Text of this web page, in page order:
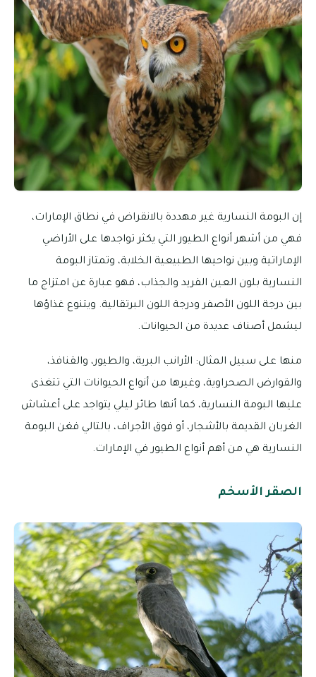
إن البومة النسارية غير مهددة بالانقراض في نطاق الإمارات،
فهي من أشهر أنواع الطيور التي يكثر تواجدها على الأراضي
الإماراتية وبين نواحيها الطبيعية الخلابة، وتمتاز البومة
النسارية بلون العين الفريد والجذاب، فهو عبارة عن امتزاج ما
بين درجة اللون الأصفر ودرجة اللون البرتقالية. ويتنوع غذاؤها
ليشمل أصناف عديدة من الحيوانات.
منها على سبيل المثال: الأرانب البرية، والطيور، والقنافذ،
والقوارض الصحراوية، وغيرها من أنواع الحيوانات التي تتغذى
عليها البومة النسارية، كما أنها طائر ليلي يتواجد على أعشاش
الغربان القديمة بالأشجار، أو فوق الأجراف، بالتالي فغن البومة
النسارية هي من أهم أنواع الطيور في الإمارات.
الصقر الأسخم